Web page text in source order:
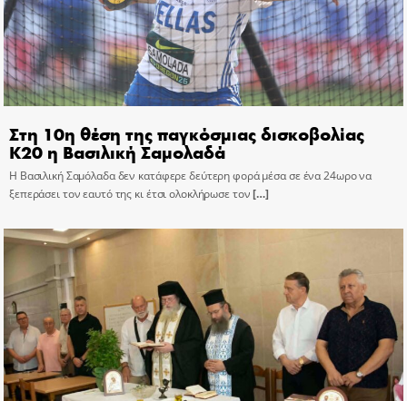
Στη 10η θέση της παγκόσμιας δισκοβολίας
Κ20 η Βασιλική Σαμολαδά
Η Βασιλική Σαμόλαδα δεν κατάφερε δεύτερη φορά μέσα σε ένα 24ωρο να
ξεπεράσει τον εαυτό της κι έτσι ολοκλήρωσε τον[…]